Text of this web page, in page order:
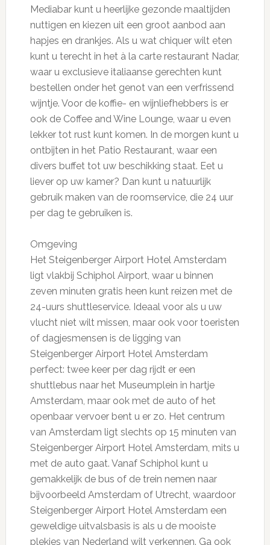
Mediabar kunt u heerlijke gezonde maaltijden
nuttigen en kiezen uit een groot aanbod aan
hapjes en drankjes. Als u wat chiquer wilt eten
kunt u terecht in het à la carte restaurant Nadar,
waar u exclusieve italiaanse gerechten kunt
bestellen onder het genot van een verfrissend
wijntje. Voor de koffie- en wijnliefhebbers is er
ook de Coffee and Wine Lounge, waar u even
lekker tot rust kunt komen. In de morgen kunt u
ontbijten in het Patio Restaurant, waar een
divers buffet tot uw beschikking staat. Eet u
liever op uw kamer? Dan kunt u natuurlijk
gebruik maken van de roomservice, die 24 uur
per dag te gebruiken is.
Omgeving
Het Steigenberger Airport Hotel Amsterdam
ligt vlakbij Schiphol Airport, waar u binnen
zeven minuten gratis heen kunt reizen met de
24-uurs shuttleservice. Ideaal voor als u uw
vlucht niet wilt missen, maar ook voor toeristen
of dagjesmensen is de ligging van
Steigenberger Airport Hotel Amsterdam
perfect: twee keer per dag rijdt er een
shuttlebus naar het Museumplein in hartje
Amsterdam, maar ook met de auto of het
openbaar vervoer bent u er zo. Het centrum
van Amsterdam ligt slechts op 15 minuten van
Steigenberger Airport Hotel Amsterdam, mits u
met de auto gaat. Vanaf Schiphol kunt u
gemakkelijk de bus of de trein nemen naar
bijvoorbeeld Amsterdam of Utrecht, waardoor
Steigenberger Airport Hotel Amsterdam een
geweldige uitvalsbasis is als u de mooiste
plekjes van Nederland wilt verkennen. Ga ook